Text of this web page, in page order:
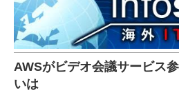
AWSがビデオ会議サービス
いは